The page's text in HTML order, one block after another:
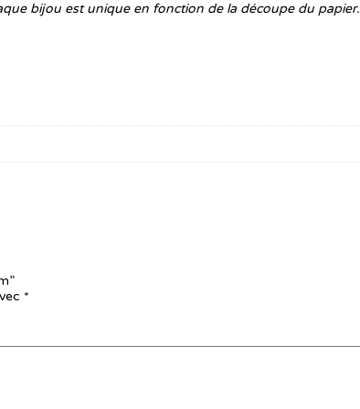
bijou est unique en fonction de la découpe du papier.
*